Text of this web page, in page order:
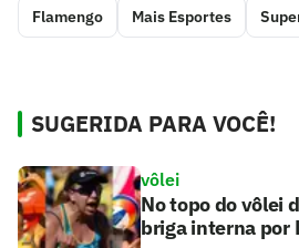
Flamengo Mais Esportes
SUGERIDA PARA VOCÊ!
vôlei
No topo do vôlei
briga interna por